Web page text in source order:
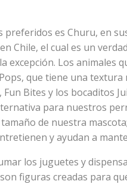
preferidos es Churu, en
Chile, el cual es un
excepción. Los animales
que tiene una textura
Bites y los bocaditos
para nuestros
de nuestra
y ayudan a
los juguetes y
figuras creadas para